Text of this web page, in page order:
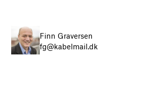
Finn Graversen
fg@kabelmail.dk